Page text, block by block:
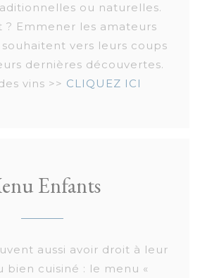
ou naturelles.
? Emmener les amateurs
vers leurs coups
dernières découvertes.
vins >> CLIQUEZ ICI
Enfants
aussi avoir droit à leur
bien cuisiné : le menu «